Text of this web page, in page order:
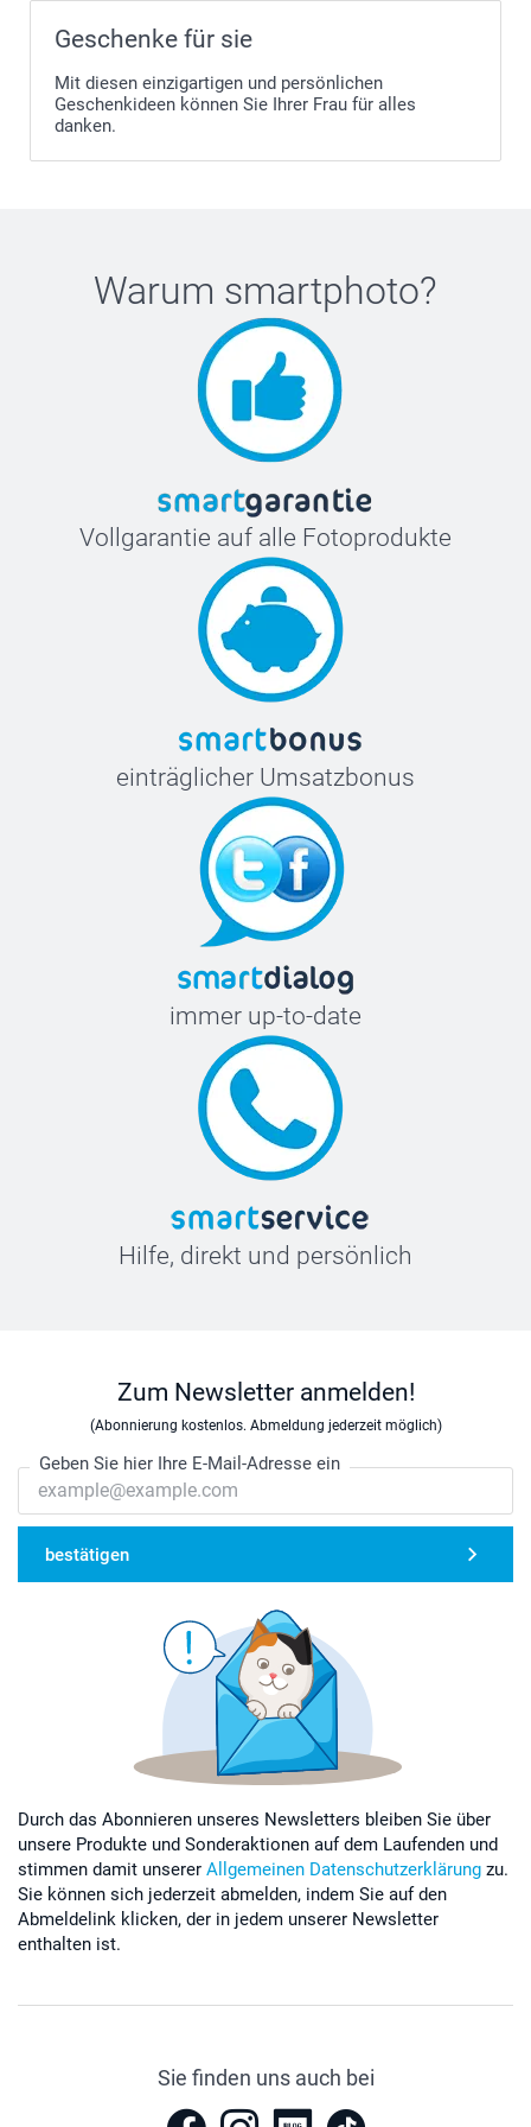
Geschenke für sie
Mit diesen einzigartigen und persönlichen
Geschenkideen können Sie Ihrer Frau für alles
danken.
Warum smartphoto?
Vollgarantie auf alle Fotoprodukte
einträglicher Umsatzbonus
immer up-to-date
Hilfe, direkt und persönlich
Zum Newsletter anmelden!
(Abonnierung kostenlos. Abmeldung jederzeit möglich)
Geben Sie hier Ihre E-Mail-Adresse ein
bestätigen
Durch das Abonnieren unseres Newsletters bleiben Sie über
unsere Produkte und Sonderaktionen auf dem Laufenden und
stimmen damit unserer Allgemeinen Datenschutzerklärung zu.
Sie können sich jederzeit abmelden, indem Sie auf den
Abmeldelink klicken, der in jedem unserer Newsletter
enthalten ist.
Sie finden uns auch bei